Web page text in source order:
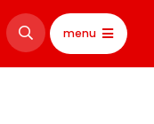
menu